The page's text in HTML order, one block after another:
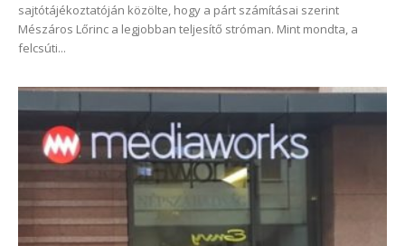
sajtótájékoztatóján közölte, hogy a párt számításai szerint
Mészáros Lőrinc a legjobban teljesítő stróman. Mint mondta, a
felcsúti...